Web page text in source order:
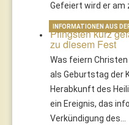
Gefeiert wird er
Pfingsten kurz
zu diesem Fest
Was feiern
als Geburtstag der
Herabkunft des
ein Ereignis, das
Verkündigung des…
INFORMATIONEN AUS